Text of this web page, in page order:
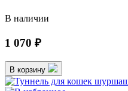
В наличии
1 070 ₽
В корзину